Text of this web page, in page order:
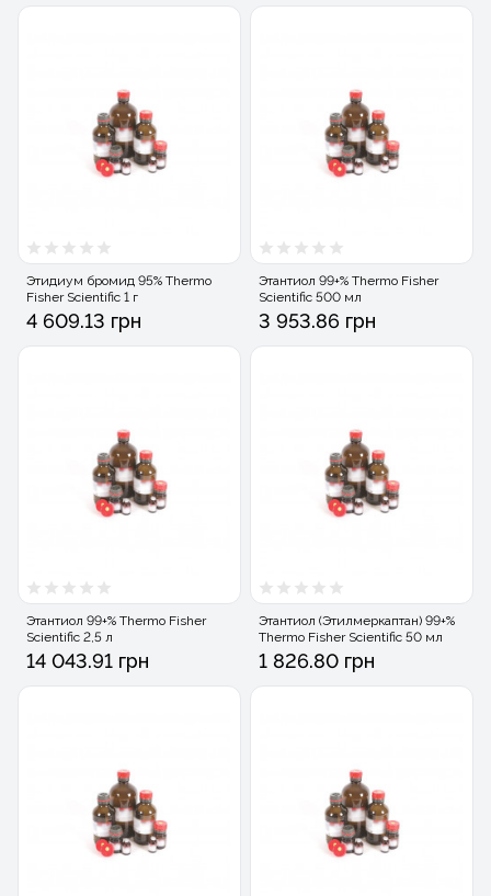
Этидиум бромид 95% Thermo
Fisher Scientific 1 г
4 609.13 грн
Этантиол 99+% Thermo Fisher
Scientific 500 мл
3 953.86 грн
Этантиол 99+% Thermo Fisher
Scientific 2,5 л
14 043.91 грн
Этантиол (Этилмеркаптан) 99+%
Thermo Fisher Scientific 50 мл
1 826.80 грн